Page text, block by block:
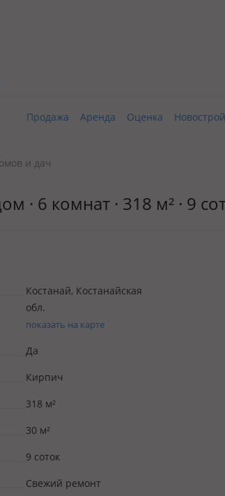
Продажа Аренда Оценка
и дач
· 6 комнат · 318 м² · 9
Костанай, Костанайская
обл.
показать на карте
Да
Кирпич
318 м²
30 м²
9 соток
Свежий ремонт